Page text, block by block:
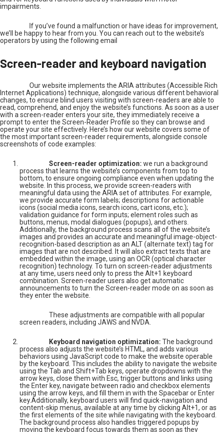
impairments.
If you’ve found a malfunction or have ideas for improvement,
we’ll be happy to hear from you. You can reach out to the website’s
operators by using the following email
Screen-reader and keyboard navigation
Our website implements the ARIA attributes (Accessible Rich
Internet Applications) technique, alongside various different behavioral
changes, to ensure blind users visiting with screen-readers are able to
read, comprehend, and enjoy the website’s functions. As soon as a user
with a screen-reader enters your site, they immediately receive a
prompt to enter the Screen-Reader Profile so they can browse and
operate your site effectively. Here’s how our website covers some of
the most important screen-reader requirements, alongside console
screenshots of code examples:
Screen-reader optimization: we run a background
process that learns the website’s components from top to
bottom, to ensure ongoing compliance even when updating the
website. In this process, we provide screen-readers with
meaningful data using the ARIA set of attributes. For example,
we provide accurate form labels; descriptions for actionable
icons (social media icons, search icons, cart icons, etc.);
validation guidance for form inputs; element roles such as
buttons, menus, modal dialogues (popups), and others.
Additionally, the background process scans all of the website’s
images and provides an accurate and meaningful image-object-
recognition-based description as an ALT (alternate text) tag for
images that are not described. It will also extract texts that are
embedded within the image, using an OCR (optical character
recognition) technology. To turn on screen-reader adjustments
at any time, users need only to press the Alt+1 keyboard
combination. Screen-reader users also get automatic
announcements to turn the Screen-reader mode on as soon as
they enter the website.
These adjustments are compatible with all popular
screen readers, including JAWS and NVDA.
Keyboard navigation optimization: The background
process also adjusts the website’s HTML, and adds various
behaviors using JavaScript code to make the website operable
by the keyboard. This includes the ability to navigate the website
using the Tab and Shift+Tab keys, operate dropdowns with the
arrow keys, close them with Esc, trigger buttons and links using
the Enter key, navigate between radio and checkbox elements
using the arrow keys, and fill them in with the Spacebar or Enter
key.Additionally, keyboard users will find quick-navigation and
content-skip menus, available at any time by clicking Alt+1, or as
the first elements of the site while navigating with the keyboard.
The background process also handles triggered popups by
moving the keyboard focus towards them as soon as they